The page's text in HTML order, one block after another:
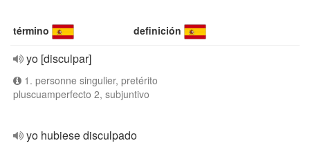
término definición
yo [disculpar]
1. personne singulier, pretérito
pluscuamperfecto 2, subjuntivo
yo hubiese disculpado